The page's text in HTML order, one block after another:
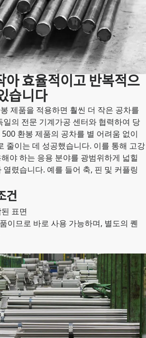
아 효율적이고 반복적으
습니다
제품을 적용하면 훨씬 더 작은 공차를
일의 전문 기계가공 센터와 협력하여 당
환봉 제품의 공차를 별 어려움 없이
줄이는 데 성공했습니다. 이를 통해 고강
야 하는 응용 분야를 광범위하게 넓힐
렸습니다. 예를 들어 축, 핀 및 커플링
건
표면
이므로 바로 사용 가능하며, 별도의 퀜